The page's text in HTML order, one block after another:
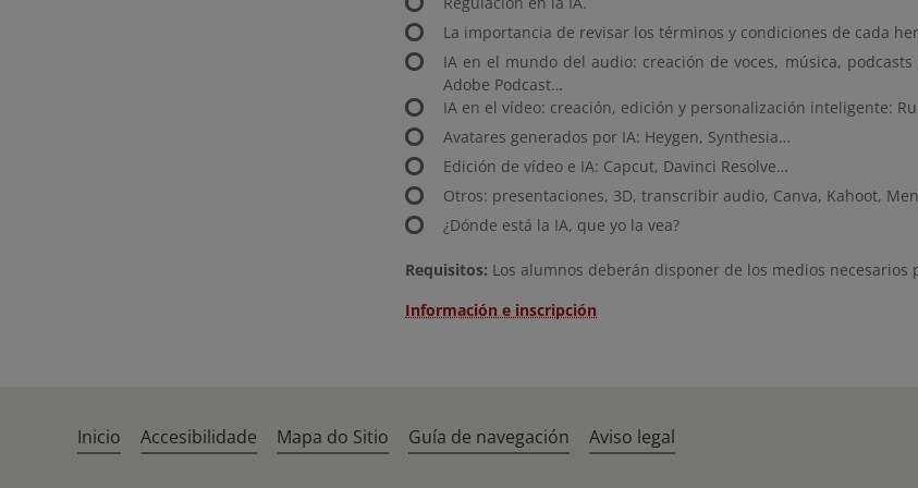
La importancia de revisar los términos y condiciones de cada
IA en el mundo del audio: creación de voces, música,
Adobe Podcast…
IA en el vídeo: creación, edición y personalización inteligente:
Avatares generados por IA: Heygen, Synthesia…
Edición de vídeo e IA: Capcut, Davinci Resolve…
Otros: presentaciones, 3D, transcribir audio, Canva, Kahoot,
¿Dónde está la IA, que yo la vea?
Requisitos: Los alumnos deberán disponer de los medios
Información e inscripción
Inicio Accesibilidade Mapa do Sitio Guía de navegación Aviso legal